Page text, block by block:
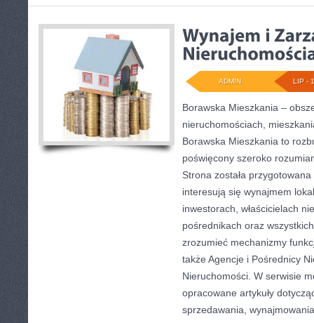
LIP -
ADMIN
Borawska Mieszkania –
nieruchomościach,
Borawska Mieszkania to
poświęcony szeroko
Strona została
interesują się wynajmem
inwestorach, właścicielach
pośrednikach oraz
zrozumieć mechanizmy
także Agencje i Pośrednicy
Nieruchomości. W serwisie
opracowane artykuły
sprzedawania, wynajmowania